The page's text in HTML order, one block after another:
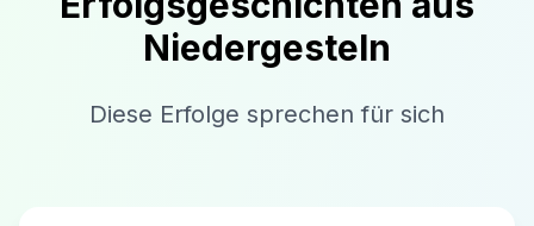
Niedergesteln
Diese Erfolge sprechen für sich